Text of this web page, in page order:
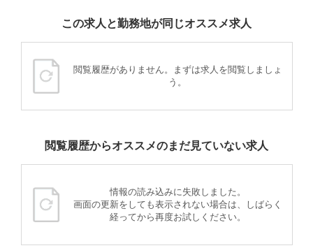
この求人と勤務地が同じオススメ求人
閲覧履歴がありません。まずは求人を閲覧しましょ
う。
閲覧履歴からオススメのまだ見ていない求人
情報の読み込みに失敗しました。
画面の更新をしても表示されない場合は、しばらく
経ってから再度お試しください。